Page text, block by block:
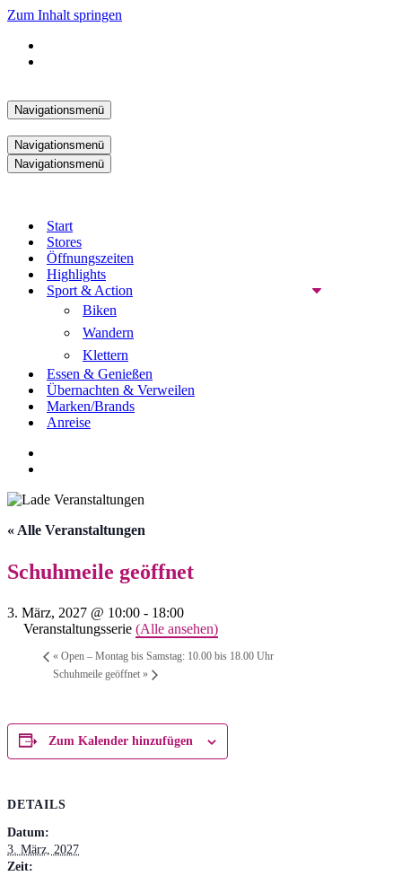
Zum Inhalt springen
Navigationsmenü
Navigationsmenü
Navigationsmenü
Start
Stores
Öffnungszeiten
Highlights
Sport & Action
Biken
Wandern
Klettern
Essen & Genießen
Übernachten & Verweilen
Marken/Brands
Anreise
« Alle Veranstaltungen
Schuhmeile geöffnet
3. März, 2027 @ 10:00 - 18:00
Veranstaltungsserie (Alle ansehen)
« Open – Montag bis Samstag: 10.00 bis 18.00 Uhr
Schuhmeile geöffnet »
Zum Kalender hinzufügen
DETAILS
Datum:
3. März, 2027
Zeit: